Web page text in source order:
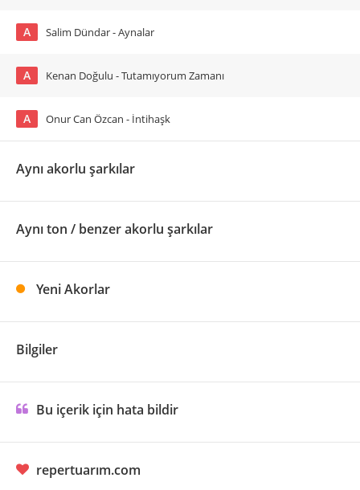
A Salim Dündar - Aynalar
A Kenan Doğulu - Tutamıyorum Zamanı
A Onur Can Özcan - İntihaşk
Aynı akorlu şarkılar
Aynı ton / benzer akorlu şarkılar
Yeni Akorlar
Bilgiler
Bu içerik için hata bildir
repertuarım.com